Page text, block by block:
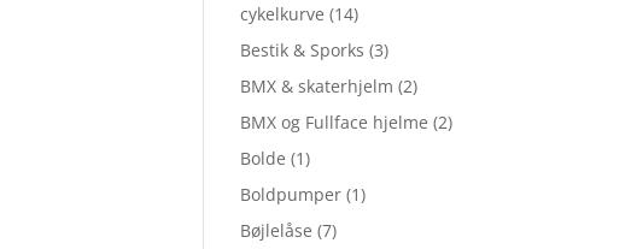
cykelkurve (14)
Bestik & Sporks (3)
BMX & skaterhjelm (2)
BMX og Fullface hjelme (2)
Bolde (1)
Boldpumper (1)
Bøjlelåse (7)